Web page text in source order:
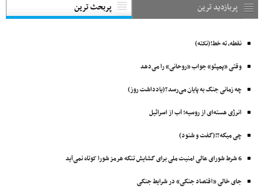
پربازدید ترین پربحث ترین
نقطه، ته خط!(نکته)
وقتی «پمپئو» جواب «روحانی» را می‌دهد
چه زمانی جنگ به پایان می‌رسد؟(یادداشت روز)
انرژی هسته‌ای از روسیه؛ آب از اسرائیل
چی میگه؟!(گفت و شنود)
6 شرط شورای عالی امنیت ملی برای گشایش تنگه هرمز شورا کوتاه نمی‌آید
جای خالی «اقتصاد جنگی» در شرایط جنگی